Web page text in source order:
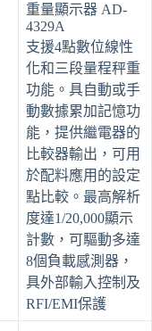
重量顯示器 AD-
4329A
支援4點數位線性
化和三段量程秤重
功能。具自動或手
動數據累加記憶功
能，提供繼電器的
比較器輸出，可用
於配料應用的設定
點比較。最高解析
度達1/20,000顯示
計數，可驅動多達
8個負載感測器，
具外部輸入控制及
RFI/EMI保護